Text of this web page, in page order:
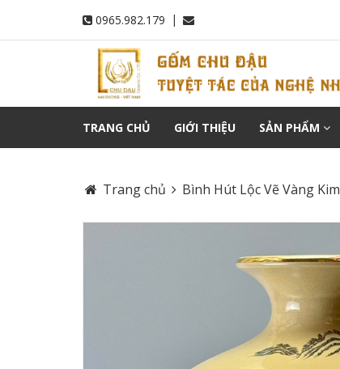
0965.982.179 |
TRANG CHỦ GIỚI THIỆU SẢN PHẨM
Trang chủ Bình Hút Lộc Vẽ Vàng Kim